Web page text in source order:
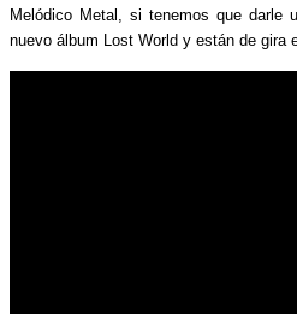
Melódico Metal, si tenemos que darle
nuevo álbum Lost World y están de gira